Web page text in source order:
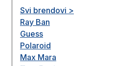
Svi brendovi >
Ray Ban
Guess
Polaroid
Max Mara